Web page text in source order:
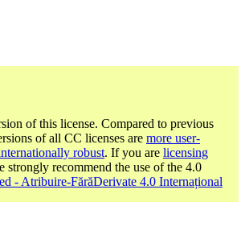
of this license. Compared to previous
of all CC licenses are more user-
robust. If you are licensing
strongly recommend the use of the 4.0
- Atribuire-FărăDerivate 4.0 Internațional